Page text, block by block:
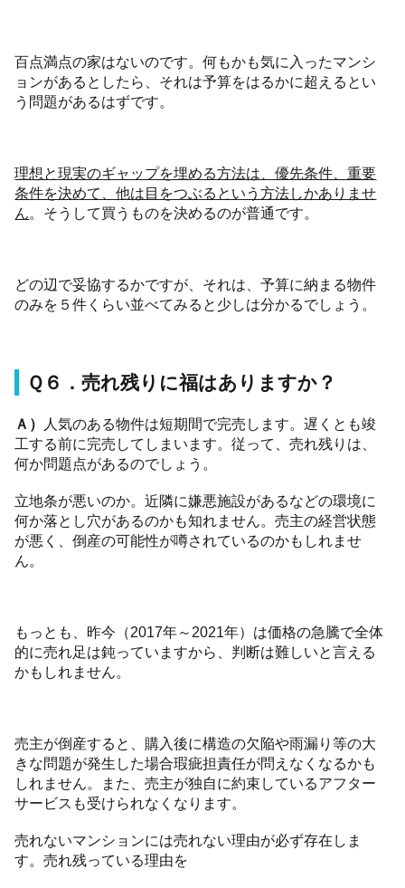
百点満点の家はないのです。何もかも気に入ったマンシ
ョンがあるとしたら、それは予算をはるかに超えるとい
う問題があるはずです。
理想と現実のギャップを埋める方法は、優先条件、重要
条件を決めて、他は目をつぶるという方法しかありませ
ん。そうして買うものを決めるのが普通です。
どの辺で妥協するかですが、それは、予算に納まる物件
のみを５件くらい並べてみると少しは分かるでしょう。
Ｑ６．売れ残りに福はありますか？
Ａ）
人気のある物件は短期間で完売します。遅くとも竣
工する前に完売してしまいます。従って、売れ残りは、
何か問題点があるのでしょう。
立地条が悪いのか。近隣に嫌悪施設があるなどの環境に
何か落とし穴があるのかも知れません。売主の経営状態
が悪く、倒産の可能性が噂されているのかもしれませ
ん。
もっとも、昨今（2017年～2021年）は価格の急騰で全体
的に売れ足は鈍っていますから、判断は難しいと言える
かもしれません。
売主が倒産すると、購入後に構造の欠陥や雨漏り等の大
きな問題が発生した場合瑕疵担責任が問えなくなるかも
しれません。また、売主が独自に約束しているアフター
サービスも受けられなくなります。
売れないマンションには売れない理由が必ず存在しま
す。売れ残っている理由を